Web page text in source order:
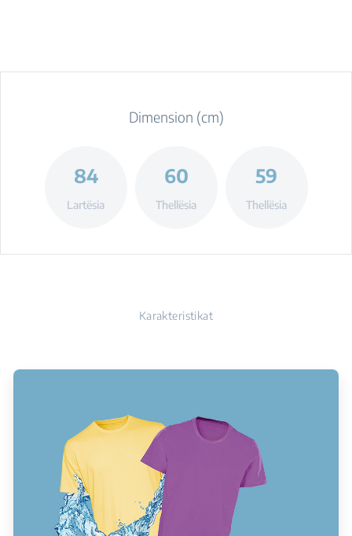
Dimension (cm)
84
Lartësia
60
Thellësia
59
Thellësia
Karakteristikat